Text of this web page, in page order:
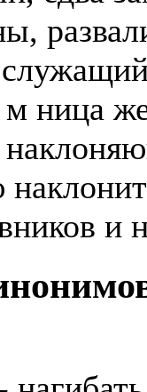
м ница
и